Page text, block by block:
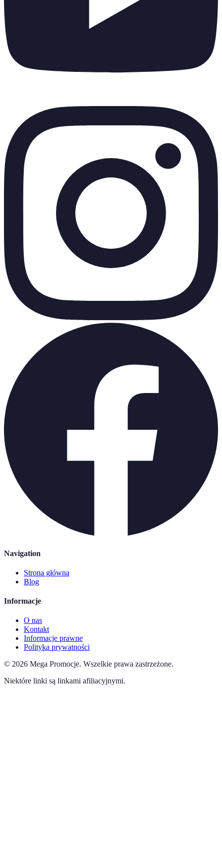
Navigation
Strona główna
Blog
Informacje
O nas
Kontakt
Informacje prawne
Polityka prywatności
© 2026 Mega Promocje. Wszelkie prawa zastrzeżone.
Niektóre linki są linkami afiliacyjnymi.